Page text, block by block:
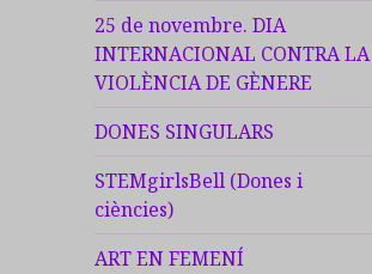
25 de novembre. DIA
INTERNACIONAL CONTRA LA
VIOLÈNCIA DE GÈNERE
DONES SINGULARS
STEMgirlsBell (Dones i
ciències)
ART EN FEMENÍ